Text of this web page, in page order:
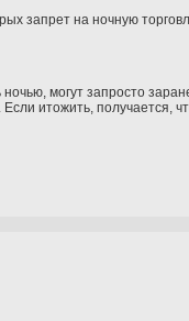
запрет на ночную
могут запросто
итожить, получается,